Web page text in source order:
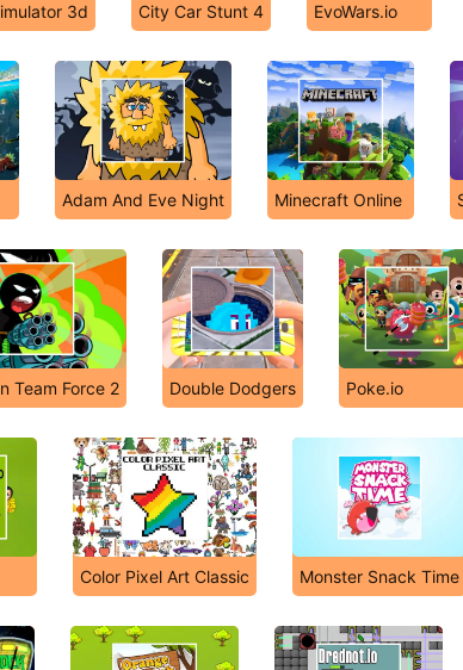
3d City Car Stunt 4 EvoWars.io
Adam And Eve Night Minecraft Online
Team Force 2 Double Dodgers Poke.io
Color Pixel Art Classic Monster Snack Time